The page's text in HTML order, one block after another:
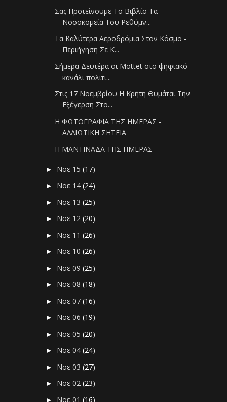
Σας Προτείνουμε Το Βιβλίο Τα
Νοσοκομεία Του Ρεθύμν...
Τα Καλύτερα Αεροδρόμια Στον Κόσμο -
Περιήγηση Σε Κ...
Σήμερα Δευτέρα οι Mottet στο ψηφιακό
κανάλι πολιτι...
Στις 17 Νοεμβρίου Η Κρήτη Θυμάται Την
Εξέγερση Στο...
Η ΦΩΤΟΓΡΑΦΙΑ ΤΗΣ ΗΜΕΡΑΣ -
ΑΛΛΙΩΤΙΚΗ ΣΗΤΕΙΑ
Η ΜΑΝΤΙΝΑΔΑ ΤΗΣ ΗΜΕΡΑΣ
► Νοε 15(17)
► Νοε 14(24)
► Νοε 13(25)
► Νοε 12(20)
► Νοε 11(26)
► Νοε 10(26)
► Νοε 09(25)
► Νοε 08(18)
► Νοε 07(16)
► Νοε 06(19)
► Νοε 05(20)
► Νοε 04(24)
► Νοε 03(27)
► Νοε 02(23)
► Νοε 01(16)